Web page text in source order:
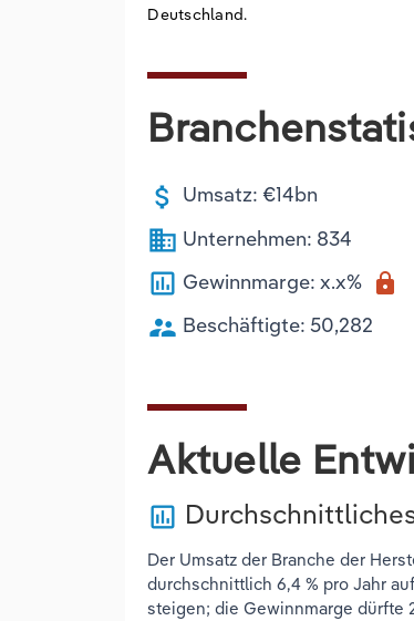
Deutschland.
attach_money Umsatz: €14bn
business Unternehmen: 834
poll Gewinnmarge: x.x% lock
supervisor_account Beschäftigte: 50,282
Aktuelle
poll
Der Umsatz der Branche der
durchschnittlich 6,4 % pro Jahr
steigen; die Gewinnmarge dürfte